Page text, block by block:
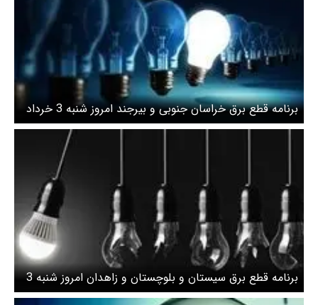
برنامه قطع برق خراسان جنوبی و بیرجند امروز شنبه 3 خرداد
برنامه قطع برق سیستان و بلوچستان و زاهدان امروز شنبه 3
خرداد